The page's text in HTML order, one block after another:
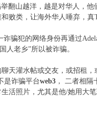
翻山越洋，越是对华人，
败类，让海外华人唾弃，真
骗犯的网络身份再通过
人老乡”所以被诈骗。
天灌水帖或交友，或招租
是诈骗平台web3 ， 二者相
活照片，尤其是他/她用大